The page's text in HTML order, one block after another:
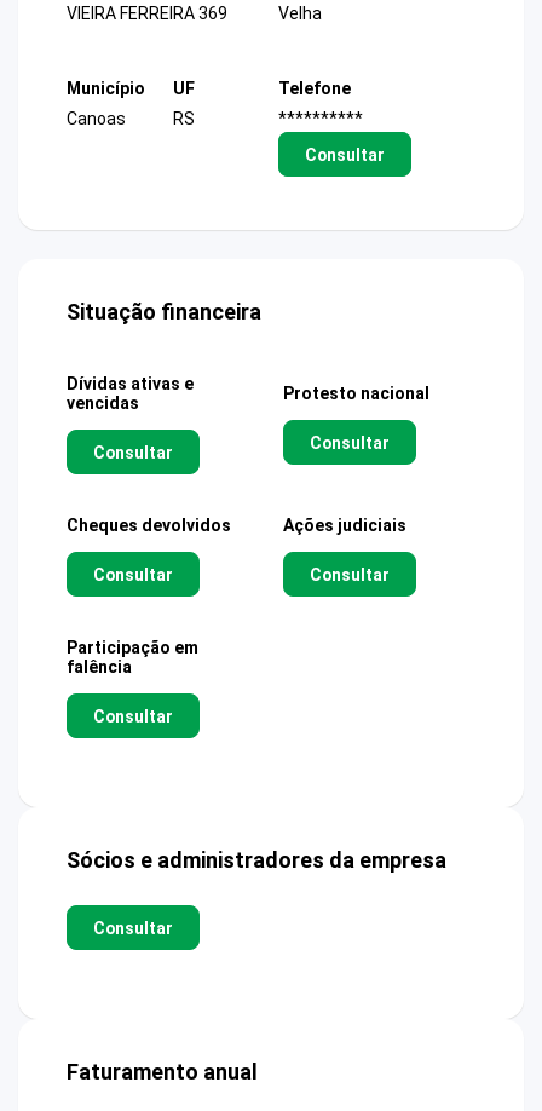
VIEIRA FERREIRA 369
Velha
Município
Canoas
UF
RS
Telefone
**********
Consultar
Situação financeira
Dívidas ativas e
vencidas
Consultar
Protesto nacional
Consultar
Cheques devolvidos
Consultar
Ações judiciais
Consultar
Participação em
falência
Consultar
Sócios e administradores da empresa
Consultar
Faturamento anual